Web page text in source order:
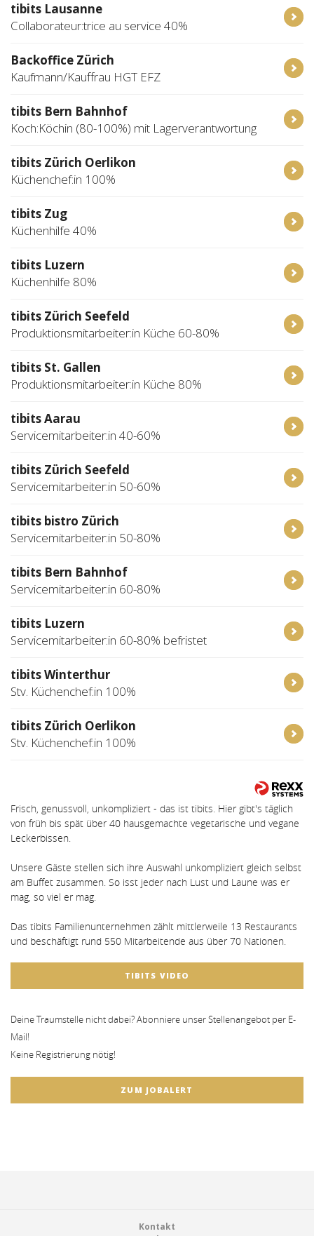
tibits Lausanne
Collaborateur:trice au service 40%
Backoffice Zürich
Kaufmann/Kauffrau HGT EFZ
tibits Bern Bahnhof
Koch:Köchin (80-100%) mit Lagerverantwortung
tibits Zürich Oerlikon
Küchenchef:in 100%
tibits Zug
Küchenhilfe 40%
tibits Luzern
Küchenhilfe 80%
tibits Zürich Seefeld
Produktionsmitarbeiter:in Küche 60-80%
tibits St. Gallen
Produktionsmitarbeiter:in Küche 80%
tibits Aarau
Servicemitarbeiter:in 40-60%
tibits Zürich Seefeld
Servicemitarbeiter:in 50-60%
tibits bistro Zürich
Servicemitarbeiter:in 50-80%
tibits Bern Bahnhof
Servicemitarbeiter:in 60-80%
tibits Luzern
Servicemitarbeiter:in 60-80% befristet
tibits Winterthur
Stv. Küchenchef:in 100%
tibits Zürich Oerlikon
Stv. Küchenchef:in 100%
Frisch, genussvoll, unkompliziert - das ist tibits. Hier gibt's täglich
von früh bis spät über 40 hausgemachte vegetarische und vegane
Leckerbissen.
Unsere Gäste stellen sich ihre Auswahl unkompliziert gleich selbst
am Buffet zusammen. So isst jeder nach Lust und Laune was er
mag, so viel er mag.
Das tibits Familienunternehmen zählt mittlerweile 13 Restaurants
und beschäftigt rund 550 Mitarbeitende aus über 70 Nationen.
TIBITS VIDEO
Deine Traumstelle nicht dabei? Abonniere unser Stellenangebot per E-
Mail!
Keine Registrierung nötig!
ZUM JOBALERT
Kontakt